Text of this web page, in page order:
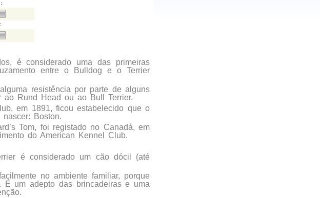
:
é considerado uma das primeiras
entre o Bulldog e o Terrier
resistência por parte de alguns
ao Rund Head ou ao Bull Terrier.
em 1891, ficou estabelecido que o
Boston.
Tom, foi registado no Canadá, em
do American Kennel Club.
é considerado um cão dócil (até
no ambiente familiar, porque
um adepto das brincadeiras e uma